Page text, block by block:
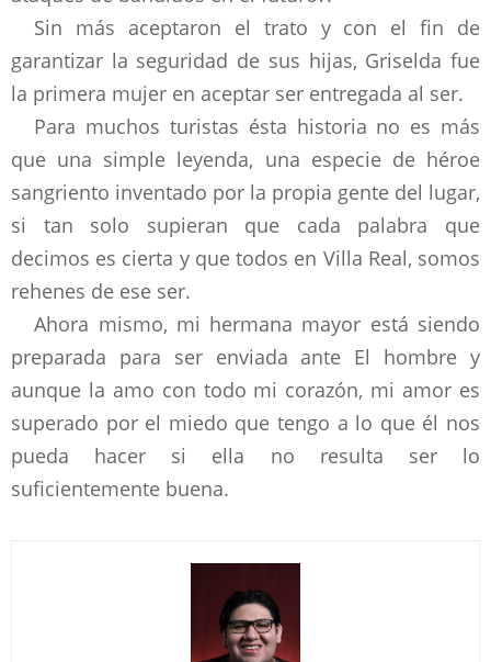
Sin más aceptaron el trato y con el fin de
garantizar la seguridad de sus hijas, Griselda fue
la primera mujer en aceptar ser entregada al ser.
Para muchos turistas ésta historia no es más
que una simple leyenda, una especie de héroe
sangriento inventado por la propia gente del lugar,
si tan solo supieran que cada palabra que
decimos es cierta y que todos en Villa Real, somos
rehenes de ese ser.
Ahora mismo, mi hermana mayor está siendo
preparada para ser enviada ante El hombre y
aunque la amo con todo mi corazón, mi amor es
superado por el miedo que tengo a lo que él nos
pueda hacer si ella no resulta ser lo
suficientemente buena.